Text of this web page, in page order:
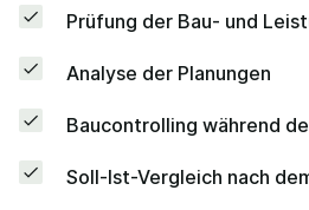
Prüfung der Bau- und
Analyse der Planungen
Baucontrolling während
Soll-Ist-Vergleich nach